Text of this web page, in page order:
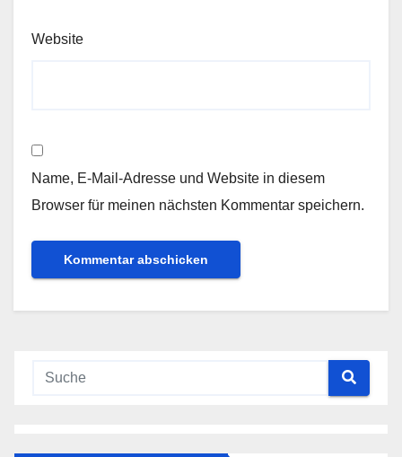
Website
Name, E-Mail-Adresse und Website in diesem
Browser für meinen nächsten Kommentar speichern.